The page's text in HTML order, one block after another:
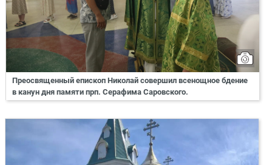
Преосвященный епископ Николай совершил всенощное бдение
в канун дня памяти прп. Серафима Саровского.